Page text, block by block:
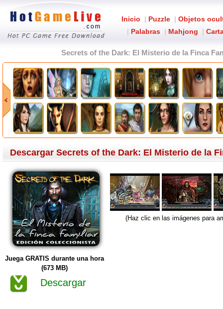
Inicio | Puzzle | Objetos
| Palabras | Mahjong |
Secrets of the Dark: El Misterio de la Finca
Descargar Secrets of the Dark: El Misterio de la
Juega GRATIS durante una hora
(673 MB)
Descargar
(Haz clic en las imágenes para